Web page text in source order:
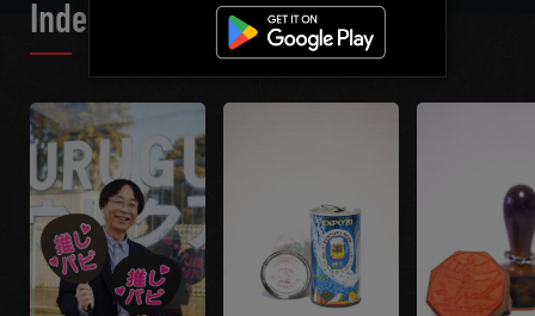
1970 年に夢見た未来の姿を想像してみましょう。そして、
2025 年に迫る大阪・関西万博では、どんな未来が私たちを待
Index List